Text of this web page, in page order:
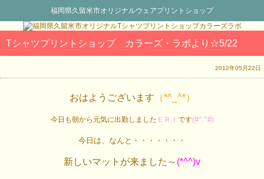
福岡県久留米市オリジナルウェアプリントショップ
Tシャツプリントショップ カラーズ・ラボより☆5/22
2012年05月22日
おはようございます （*^_^*）
今日も朝から元気に出勤しました ＥＲＩ です(#^.^#)
今日は、なんと・・・・・・・
新しいマットが来ました～ (*^^)v